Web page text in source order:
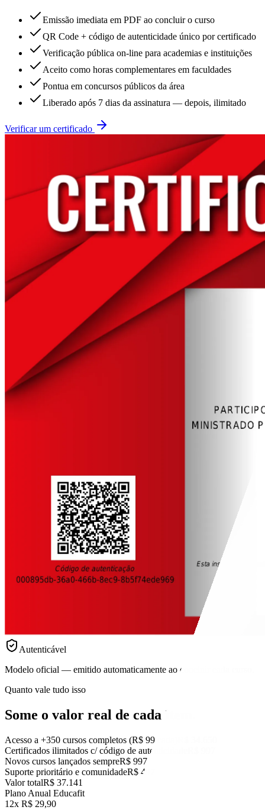
Emissão imediata em PDF ao concluir o curso
QR Code + código de autenticidade único por certificado
Verificação pública on-line para academias e instituições
Aceito como horas complementares em faculdades
Pontua em concursos públicos da área
Liberado após 7 dias da assinatura — depois, ilimitado
Verificar um certificado
Autenticável
Modelo oficial — emitido automaticamente ao concluir cada curso.
Quanto vale tudo isso
Some o valor real de cada item.
Acesso a +350 cursos completos (R$ 99 cada)
Certificados ilimitados c/ código de autenticidade
Novos cursos lançados sempreR$ 997
Suporte prioritário e comunidadeR$ 497
Valor totalR$ 37.141
Plano Anual Educafit
12x R$ 29,90